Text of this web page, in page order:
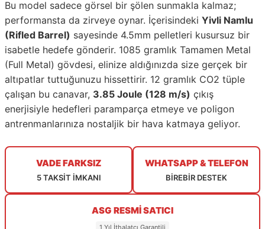
Bu model sadece görsel bir şölen sunmakla kalmaz;
performansta da zirveye oynar. İçerisindeki Yivli Namlu
(Rifled Barrel) sayesinde 4.5mm pelletleri kusursuz bir
isabetle hedefe gönderir. 1085 gramlık Tamamen Metal
(Full Metal) gövdesi, elinize aldığınızda size gerçek bir
altıpatlar tuttuğunuzu hissettirir. 12 gramlık CO2 tüple
çalışan bu canavar, 3.85 Joule (128 m/s) çıkış
enerjisiyle hedefleri paramparça etmeye ve poligon
antrenmanlarınıza nostaljik bir hava katmaya geliyor.
VADE FARKSIZ
5 TAKSİT İMKANI
WHATSAPP & TELEFON
BİREBİR DESTEK
ASG RESMİ SATICI
1 Yıl İthalatçı Garantili